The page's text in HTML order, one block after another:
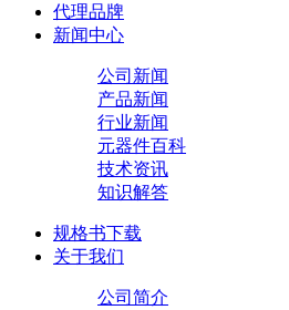
代理品牌
新闻中心
公司新闻
产品新闻
行业新闻
元器件百科
技术资讯
知识解答
规格书下载
关于我们
公司简介